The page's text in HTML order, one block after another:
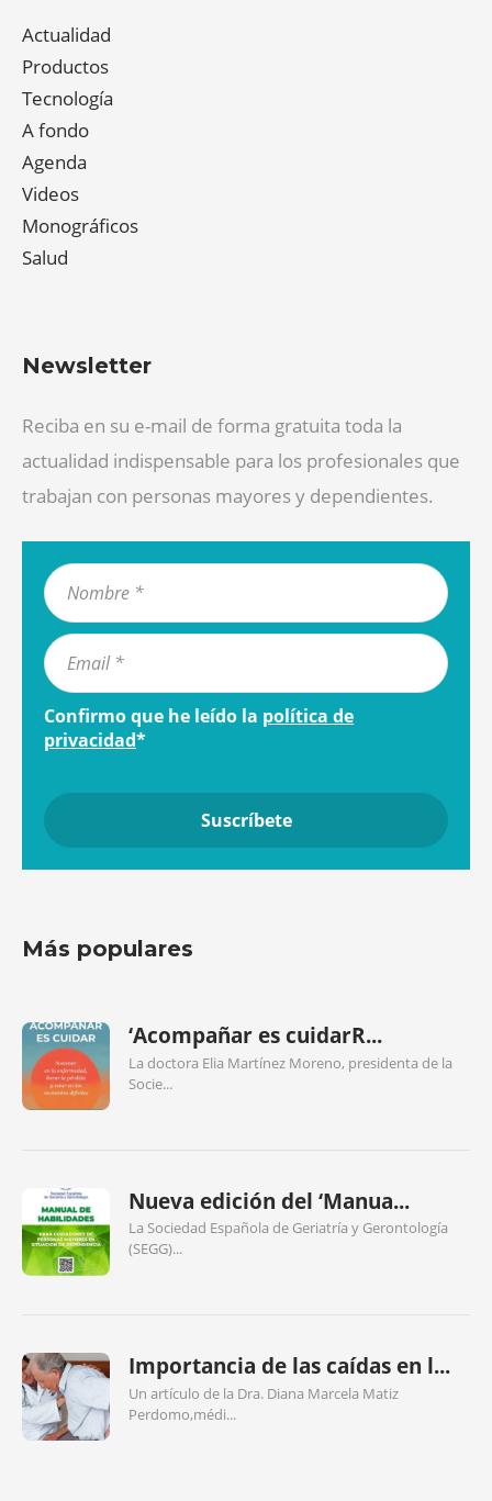
Actualidad
Productos
Tecnología
A fondo
Agenda
Videos
Monográficos
Salud
Newsletter
Reciba en su e-mail de forma gratuita toda la
actualidad indispensable para los profesionales que
trabajan con personas mayores y dependientes.
Confirmo que he leído la política de
privacidad*
Más populares
‘Acompañar es cuidarR...
La doctora Elia Martínez Moreno, presidenta de la
Socie...
Nueva edición del ‘Manua...
La Sociedad Española de Geriatría y Gerontología
(SEGG)...
Importancia de las caídas en l...
Un artículo de la Dra. Diana Marcela Matiz
Perdomo,médi...